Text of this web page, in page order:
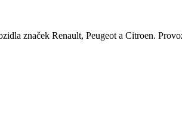
značek Renault, Peugeot a Citroen.